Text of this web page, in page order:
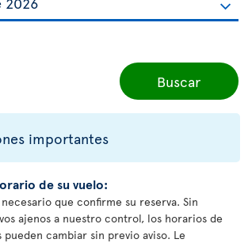
Buscar
importantes
de su vuelo:
que confirme su reserva. Sin
ajenos a nuestro control, los horarios de
pueden cambiar sin previo aviso. Le